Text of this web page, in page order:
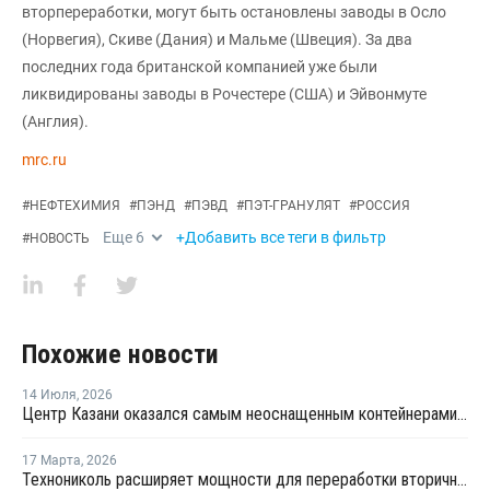
вторпереработки, могут быть остановлены заводы в Осло
(Норвегия), Скиве (Дания) и Мальме (Швеция). За два
последних года британской компанией уже были
ликвидированы заводы в Рочестере (США) и Эйвонмуте
(Англия).
mrc.ru
#НЕФТЕХИМИЯ #ПЭНД #ПЭВД #ПЭТ-ГРАНУЛЯТ #РОССИЯ
#НОВОСТЬ Еще 6 +Добавить все теги в фильтр
Похожие новости
14 Июля, 2026
Центр Казани оказался самым неоснащенным контейнерами раздельного сбора отходов
17 Марта, 2026
Технониколь расширяет мощности для переработки вторичных пластмасс